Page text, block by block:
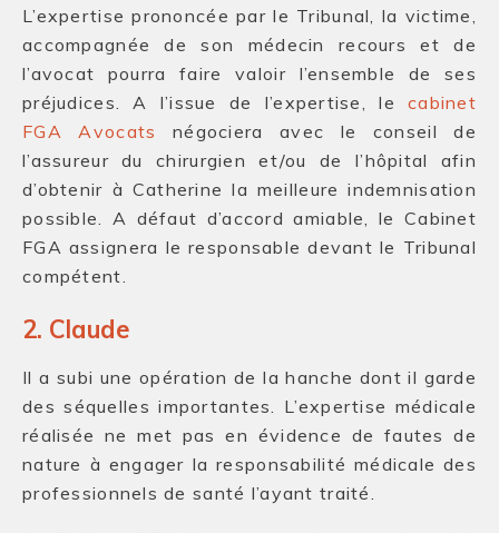
L’expertise prononcée par le Tribunal, la victime,
accompagnée de son médecin recours et de
l’avocat pourra faire valoir l’ensemble de ses
préjudices. A l’issue de l’expertise, lecabinet
FGA Avocats
négociera avec le conseil de
l’assureur du chirurgien et/ou de l’hôpital afin
d’obtenir à Catherine la meilleure indemnisation
possible. A défaut d’accord amiable, le Cabinet
FGA assignera le responsable devant le Tribunal
compétent.
2. Claude
Il a subi une opération de la hanche dont il garde
des séquelles importantes. L’expertise médicale
réalisée ne met pas en évidence de fautes de
nature à engager la responsabilité médicale des
professionnels de santé l’ayant traité.